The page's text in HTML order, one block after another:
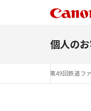
個人の
第49回鉄道フ